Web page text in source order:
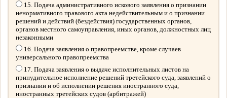
15. Подача административного искового заявления о признании
ненормативного правового акта недействительным и о признании
решений и действий (бездействия) государственных органов,
органов местного самоуправления, иных органов, должностных лиц
незаконными
16. Подача заявления о правопреемстве, кроме случаев
универсального правопреемства
17. Подача заявления о выдаче исполнительных листов на
принудительное исполнение решений третейского суда, заявлений о
признании и об исполнении решения иностранного суда,
иностранных третейских судов (арбитражей)